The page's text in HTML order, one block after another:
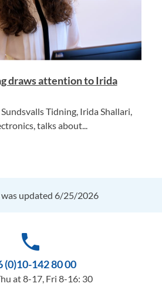
draws attention to Irida
Tidning, Irida Shallari,
talks about...
was updated 6/25/2026
phone
(0)10-142 80 00
at 8-17, Fri 8-16: 30